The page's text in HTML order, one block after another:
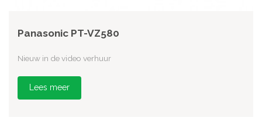
Panasonic PT-VZ580
Nieuw in de video verhuur
Lees meer